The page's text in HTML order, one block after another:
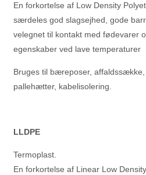
En forkortelse af Low Density
særdeles god slagsejhed, gode
velegnet til kontakt med fødevarer
egenskaber ved lave temperaturer
Bruges til bæreposer, affaldssække,
pallehætter, kabelisolering.
LLDPE
Termoplast.
En forkortelse af Linear Low